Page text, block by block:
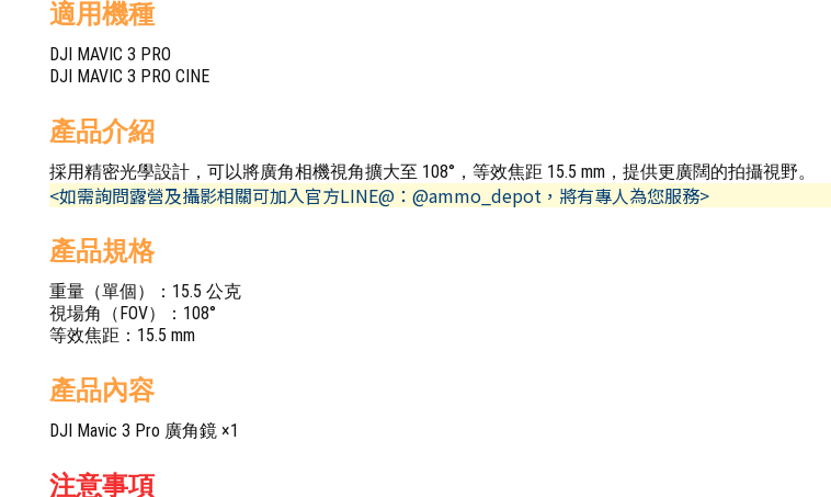
適用機種
DJI MAVIC 3 PRO
DJI MAVIC 3 PRO CINE
產品介紹
採用精密光學設計，可以將廣角相機視角擴大至 108°，等效焦距 15.5 mm，提供更廣闊的拍攝視野。
<如需詢問露營及攝影相關可加入官方LINE@：@ammo_depot，將有專人為您服務>
產品規格
重量（單個）：15.5 公克
視場角（FOV）：108°
等效焦距：15.5 mm
產品內容
DJI Mavic 3 Pro 廣角鏡 ×1
注意事項